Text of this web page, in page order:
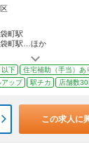
町駅
袋町駅…ほか
以下
住宅補助（手当）あ
アップ 駅チカ 店舗数
この求人に